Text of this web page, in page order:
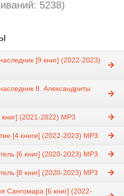
5238)
[9 книг] (2022-2023)
8. Александриты
книг] (2021-2022) МР3
[4 книги] (2022-2023) MP3
[6 книг] (2020-2023) MP3
[8 книг] (2020-2023) MP3
Сангомара [6 книг] (2022-